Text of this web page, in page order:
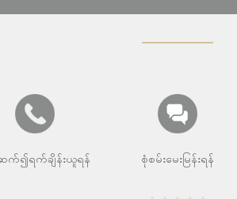
က်၍ရက်ချိန်းယူရန် စုံစမ်းမေးမြန်းရန်